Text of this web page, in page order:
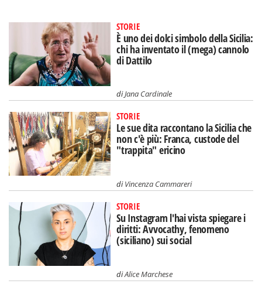
STORIE
È uno dei dolci simbolo della Sicilia:
chi ha inventato il (mega) cannolo
di Dattilo
diJana Cardinale
STORIE
Le sue dita raccontano la Sicilia che
non c'è più: Franca, custode del
"trappita" ericino
diVincenza Cammareri
STORIE
Su Instagram l'hai vista spiegare i
diritti: Avvocathy, fenomeno
(siciliano) sui social
diAlice Marchese